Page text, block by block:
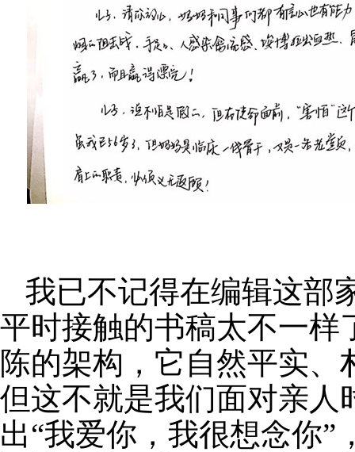
我已不记得在编辑这部
平时接触的书稿太不一样
陈的架构，它自然平实
但这不就是我们面对亲人
出“我爱你，我很想念你